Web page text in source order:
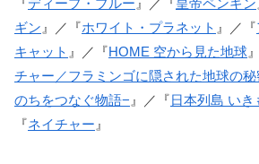
『ディープ・ブルー 』／『皇帝ペンギン
ギン 』／『ホワイト・プラネット 』／『
キャット 』／『HOME 空から見た地球
チャー／フラミンゴに隠された地球の秘
のちをつなぐ物語− 』／『日本列島 い
『ネイチャー 』